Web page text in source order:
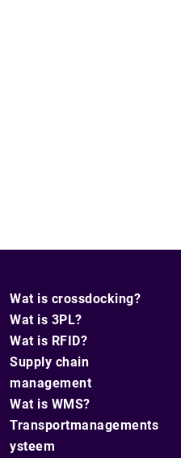
Wat is crossdocking?
Wat is 3PL?
Wat is RFID?
Supply chain
management
Wat is WMS?
Transportmanagements
ysteem